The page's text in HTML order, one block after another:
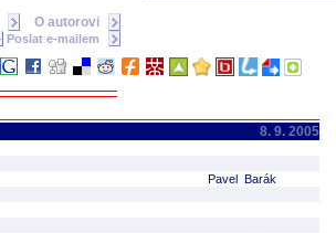
O autorovi
Poslat e-mailem
8. 9. 2005
Pavel Barák